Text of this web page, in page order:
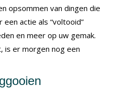
opsommen van dingen die
actie als “voltooid”
en meer op uw gemak.
is er morgen nog een